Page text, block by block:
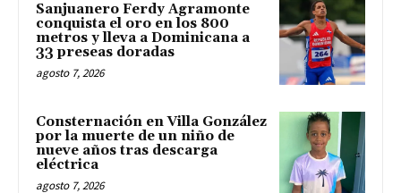
Sanjuanero Ferdy Agramonte
conquista el oro en los 800
metros y lleva a Dominicana a
33 preseas doradas
agosto 7, 2026
Consternación en Villa González
por la muerte de un niño de
nueve años tras descarga
eléctrica
agosto 7, 2026